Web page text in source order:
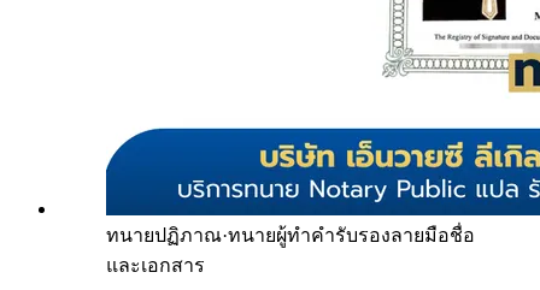
ทนายปฏิภาณ·ทนายผู้ทำคำรับรองลายมือชื่อ
และเอกสาร